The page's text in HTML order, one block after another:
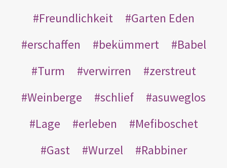
Freundlichkeit
Garten Eden
erschaffen
bekümmert
Babel
Turm
verwirren
zerstreut
Weinberge
schlief
asuweglos
Lage
erleben
Mefiboschet
Gast
Wurzel
Rabbiner